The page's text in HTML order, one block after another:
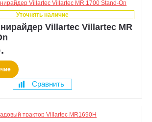
Уточнять наличие
Villartec Villartec MR
Сравнить